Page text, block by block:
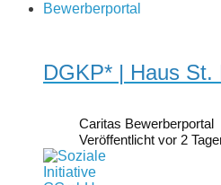
DGKP* | Haus St.
Caritas Bewerberportal
Veröffentlicht vor 2